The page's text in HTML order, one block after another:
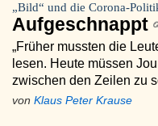
„Bild“ und die Corona-
Aufgeschnappt
„Früher mussten die
lesen. Heute müssen
zwischen den Zeilen zu
von Klaus Peter Krause